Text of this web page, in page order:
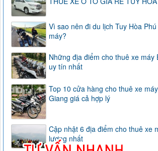
Vì sao nên đi du lịch Tuy Hòa
máy?
Những địa điểm cho thuê xe máy
uy tín nhất
Top 10 cửa hàng cho thuê xe
Giang giá cả hợp lý
Cập nhật 6 địa điểm cho thuê xe
lượng nhất